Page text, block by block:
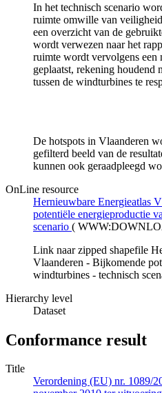
In het technisch scenario
ruimte omwille van
een overzicht van de
wordt verwezen naar het
ruimte wordt vervolgens
geplaatst, rekening houdend
tussen de windturbines te
De hotspots in Vlaanderen
gefilterd beeld van de
kunnen ook geraadpleegd
OnLine resource
Hernieuwbare Energieatlas
potentiële energieproductie
scenario (
Link naar zipped shapefile
Vlaanderen - Bijkomende
windturbines - technisch
Hierarchy level
Dataset
Conformance result
Title
Verordening (EU) nr. 1089/